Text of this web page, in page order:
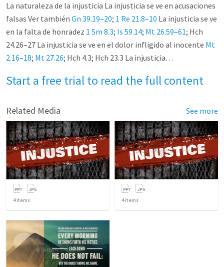
La naturaleza de la injusticia La injusticia se ve en acusaciones
falsas Ver también Gn 39.19–20; 1 Re 21.8–10 La injusticia se ve
en la falta de honradez 1 Sm 8.3; Is 59.14; Mt 26.59–61; Hch
24.26–27 La injusticia se ve en el dolor infligido al inocente Mt
2.16–18; Mt 27.26; Hch 4.3; Hch 23.3 La injusticia…
Start a free trial to read the full content
Related Media See more
4items 4items